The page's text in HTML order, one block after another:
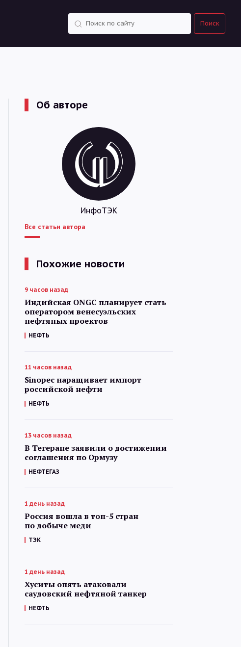
Поиск
Об авторе
ИнфоТЭК
Все статьи автора
Похожие новости
9 часов назад
Индийская ONGC планирует стать
оператором венесуэльских
нефтяных проектов
НЕФТЬ
11 часов назад
Sinopec наращивает импорт
российской нефти
НЕФТЬ
13 часов назад
В Тегеране заявили о достижении
соглашения по Ормузу
НЕФТЕГАЗ
1 день назад
Россия вошла в топ-5 стран
по добыче меди
ТЭК
1 день назад
Хуситы опять атаковали
саудовский нефтяной танкер
НЕФТЬ